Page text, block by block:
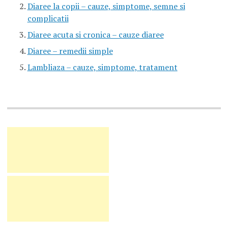
Diaree la copii – cauze, simptome, semne si
complicatii
Diaree acuta si cronica – cauze diaree
Diaree – remedii simple
Lambliaza – cauze, simptome, tratament